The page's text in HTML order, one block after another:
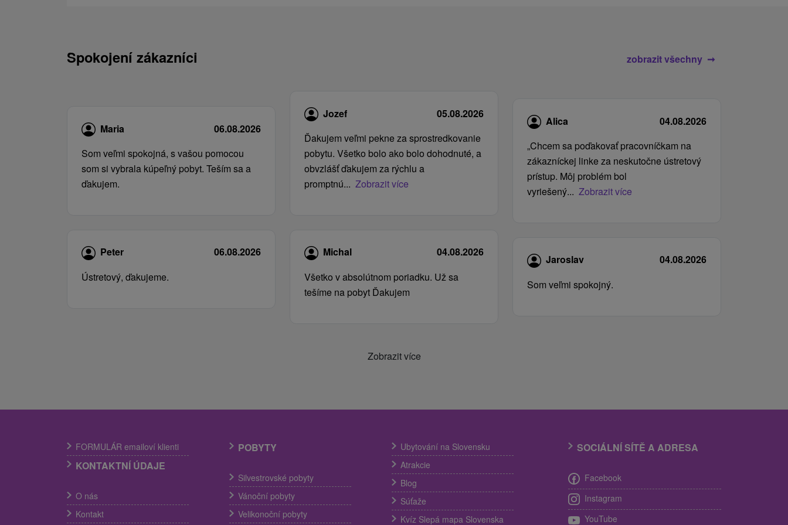
Spokojení zákazníci zobrazit všechny
Maria
06.08.2026
Som veľmi spokojná, s vašou pomocou
som si vybrala kúpeľný pobyt. Teším sa a
ďakujem.
Peter
06.08.2026
Ústretový, ďakujeme.
Jozef
05.08.2026
Ďakujem veľmi pekne za sprostredkovanie
pobytu. Všetko bolo ako bolo dohodnuté, a
obvzlášť ďakujem za rýchlu a
promptnú... Zobrazit více
Michal
04.08.2026
Všetko v absolútnom poriadku. Už sa
tešíme na pobyt Ďakujem
Alica
04.08.2026
„Chcem sa poďakovať pracovníčkam na
zákazníckej linke za neskutočne ústretový
prístup. Môj problém bol
vyriešený... Zobrazit více
Jaroslav
04.08.2026
Som veľmi spokojný.
Zobrazit více
FORMULÁR emailoví klienti
KONTAKTNÍ ÚDAJE
O nás
Kontakt
POBYTY
Silvestrovské pobyty
Vánoční pobyty
Velikonoční pobyty
Ubytování na Slovensku
Atrakcie
Blog
Súťaže
Kvíz Slepá mapa Slovenska
SOCIÁLNÍ SÍTĚ A ADRESA
Facebook
Instagram
YouTube